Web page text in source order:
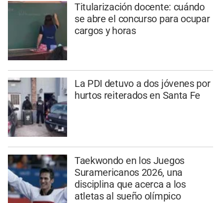
Titularización docente: cuándo
se abre el concurso para ocupar
cargos y horas
La PDI detuvo a dos jóvenes por
hurtos reiterados en Santa Fe
Taekwondo en los Juegos
Suramericanos 2026, una
disciplina que acerca a los
atletas al sueño olímpico